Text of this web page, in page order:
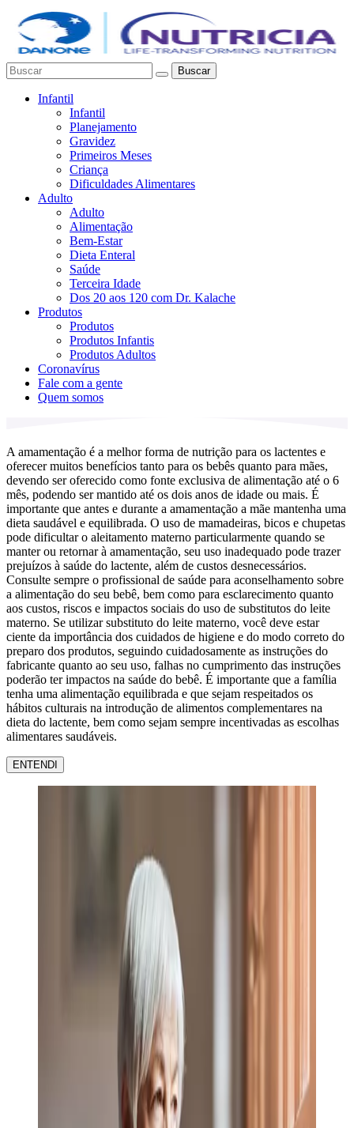
Buscar
Infantil
Infantil
Planejamento
Gravidez
Primeiros Meses
Criança
Dificuldades Alimentares
Adulto
Adulto
Alimentação
Bem-Estar
Dieta Enteral
Saúde
Terceira Idade
Dos 20 aos 120 com Dr. Kalache
Produtos
Produtos
Produtos Infantis
Produtos Adultos
Coronavírus
Fale com a gente
Quem somos
A amamentação é a melhor forma de nutrição para os lactentes e
oferecer muitos benefícios tanto para os bebês quanto para mães,
devendo ser oferecido como fonte exclusiva de alimentação até o 6
mês, podendo ser mantido até os dois anos de idade ou mais. É
importante que antes e durante a amamentação a mãe mantenha uma
dieta saudável e equilibrada. O uso de mamadeiras, bicos e chupetas
pode dificultar o aleitamento materno particularmente quando se
manter ou retornar à amamentação, seu uso inadequado pode trazer
prejuízos à saúde do lactente, além de custos desnecessários.
Consulte sempre o profissional de saúde para aconselhamento sobre
a alimentação do seu bebê, bem como para esclarecimento quanto
aos custos, riscos e impactos sociais do uso de substitutos do leite
materno. Se utilizar substituto do leite materno, você deve estar
ciente da importância dos cuidados de higiene e do modo correto do
preparo dos produtos, seguindo cuidadosamente as instruções do
fabricante quanto ao seu uso, falhas no cumprimento das instruções
poderão ter impactos na saúde do bebê. É importante que a família
tenha uma alimentação equilibrada e que sejam respeitados os
hábitos culturais na introdução de alimentos complementares na
dieta do lactente, bem como sejam sempre incentivadas as escolhas
alimentares saudáveis.
ENTENDI